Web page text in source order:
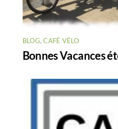
BLOG,CAFÉ VÉLO
Bonnes Vacances